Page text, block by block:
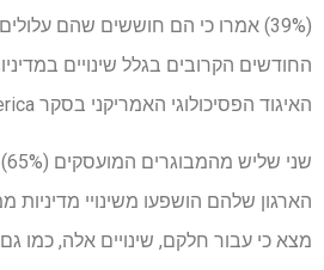
החודשים הקרובים בגלל שינויים
האיגוד הפסיכולוגי האמריקני בסקר America ™ ™.
הארגון שלהם הושפעו משינויי
מצא כי עבור חלקם, שינויים אלה, כמו